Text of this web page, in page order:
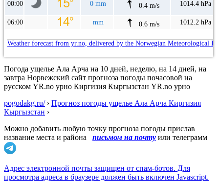
00:00 0 mm 0.4 m/s 1014.4 hPa
06:00 mm 0.6 m/s 1012.2 hPa
Weather forecast from yr.no, delivered by the Norwegian Meteorological
Погода ущелье Ала Арча на 10 дней, неделю, на 14 дней, на
завтра Норвежский сайт прогноза погоды почасовой на
русском YR.no урно Киргизия Кыргызстан YR.no урно
pogodakg.ru/› Прогноз погоды ущелье Ала Арча Киргизия
Кыргызстан ›
Можно добавить любую точку прогноза погоды прислав
название места и района
письмом на почту или телеграмм
Адрес электронной почты защищен от спам-ботов. Для
просмотра адреса в браузере должен быть включен Javascript.